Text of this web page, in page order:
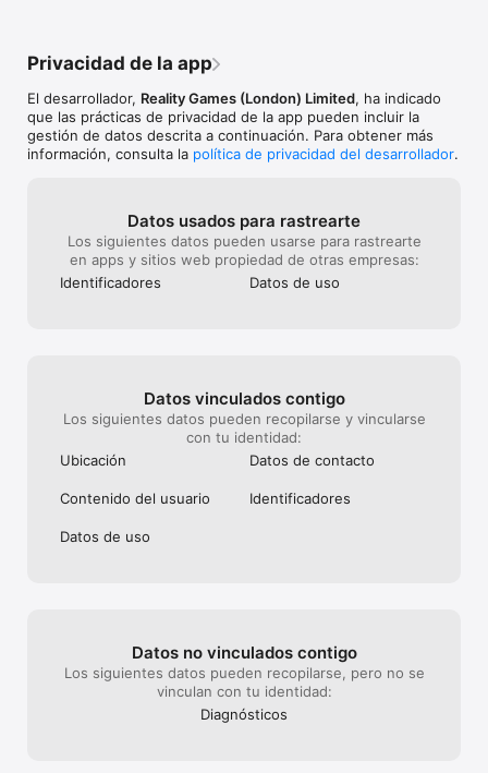
Ya seas un inversor inmobiliario experimentado o un novato en
uno de los mejores juegos de estrategia disponibles en móvil
y una excelente manera de pasar el tiempo. Altamente adictivo
y divertido, es una excelente relación calidad-precio y es
altamente recomendado por sus usuarios. ¡Prueba hoy y
Este juego es gratuito, pero puedes optar por pagar dinero
real por algunos artículos adicionales, que se cargarán a tu
cuenta de Apple.
Puedes desactivar las compras dentro de la aplicación
ajustando la configuración de tu dispositivo.
Términos de servicio
https://reality.co/terms-of-service/
Privacidad de la app
El desarrollador, Reality Games (London) Limited, ha indicado
que las prácticas de privacidad de la app pueden incluir la
gestión de datos descrita a continuación. Para obtener más
información, consulta la política de privacidad del desarrollador.
Datos usados para rastrearte
Los siguientes datos pueden usarse para rastrearte
en apps y sitios web propiedad de otras empresas:
Identificado­res
Datos de uso
Datos vinculados contigo
Los siguientes datos pueden recopilarse y vincularse
con tu identidad:
Ubicación
Datos de contacto
Contenido del usuario Identificado­res
Datos de uso
Datos no vinculados contigo
Los siguientes datos pueden recopilarse, pero no se
vinculan con tu identidad:
Diagnósticos